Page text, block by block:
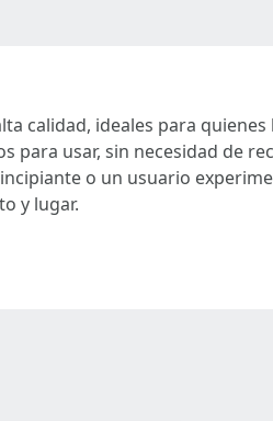
calidad, ideales para
para usar, sin necesidad de
o un usuario
y lugar.